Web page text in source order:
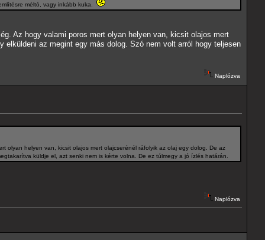
méltó, vagy inkább kuka.
Az hogy valami poros mert olyan helyen van, kicsit olajos mert
az megint egy más dolog. Szó nem volt arról hogy teljesen
Naplózva
olyan helyen van, kicsit olajos mert olajcserénél ráfolyik az olaj egy dolog. De az
küldje el, azt senki nem is kérte volna. De ez túlmegy a jó ízlés határán.
Naplózva